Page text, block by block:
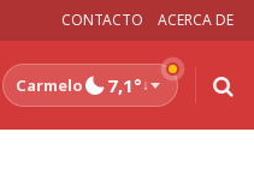
CONTACTO ACERCA DE
Carmelo 7,1°↓